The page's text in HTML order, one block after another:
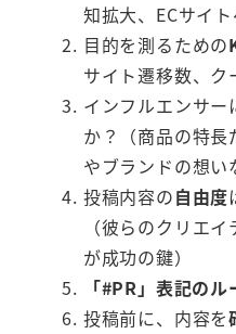
知拡大、ECサイト
目的を測るための
サイト遷移数、ク
インフルエンサー
か？（商品の特
やブランドの想い
投稿内容の自由度
（彼らのクリエ
が成功の鍵）
「#PR」表記のル
投稿前に、内容を